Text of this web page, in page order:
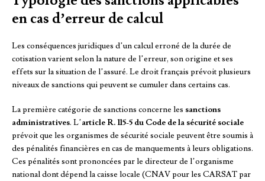
en cas d’erreur de calcul
Les conséquences juridiques d’un calcul erroné de la durée de
cotisation varient selon la nature de l’erreur, son origine et ses
effets sur la situation de l’assuré. Le droit français prévoit plusieurs
niveaux de sanctions qui peuvent se cumuler dans certains cas.
La première catégorie de sanctions concerne les sanctions
administratives. L’article R. 115-5 du Code de la sécurité sociale
prévoit que les organismes de sécurité sociale peuvent être soumis à
des pénalités financières en cas de manquements à leurs obligations.
Ces pénalités sont prononcées par le directeur de l’organisme
national dont dépend la caisse locale (CNAV pour les CARSAT par